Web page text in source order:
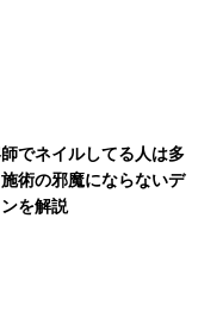
でネイルしてる人は多
術の邪魔にならないデ
を解説